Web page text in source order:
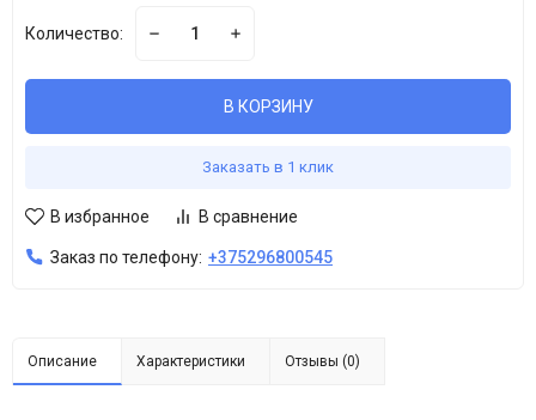
Количество:
В КОРЗИНУ
Заказать в 1 клик
В избранное В сравнение
Заказ по телефону: +375296800545
Описание Характеристики Отзывы (0)